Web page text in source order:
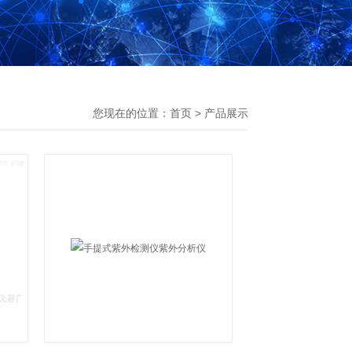
您现在的位置： 首页 > 产品展示